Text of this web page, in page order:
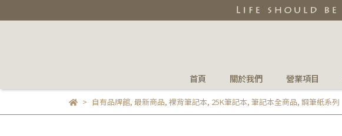
首頁 關於我們 營業項目
自有品牌館, 最新商品, 裸背筆記本, 25K筆記本, 筆記本全商品, 鋼筆紙系列